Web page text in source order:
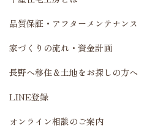
品質保証・アフターメンテナンス
家づくりの流れ・資金計画
長野へ移住＆土地をお探しの方へ
LINE登録
オンライン相談のご案内